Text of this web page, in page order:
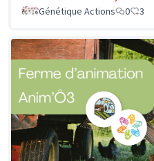
Génétique Actions 0 3